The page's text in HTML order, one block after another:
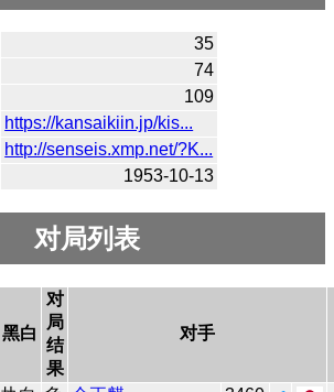
35
74
109
https://kansaikiin.jp/kis...
http://senseis.xmp.net/?K...
1953-10-13
对局列表
黑白
对
局
结
果
对手